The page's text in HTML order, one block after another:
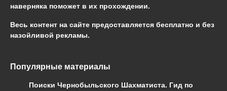
наверняка поможет в их прохождении.
Весь контент на сайте предоставляется бесплатно и без
назойливой рекламы.
Популярные материалы
Поиски Чернобыльского Шахматиста. Гид по